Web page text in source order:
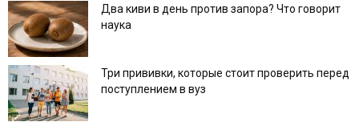
Два киви в день против запора? Что говорит
наука
Три прививки, которые стоит проверить перед
поступлением в вуз